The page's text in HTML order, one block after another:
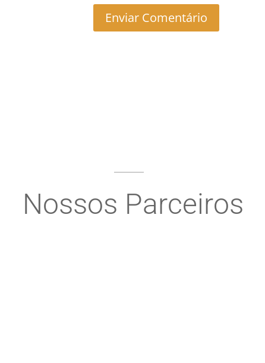
Nossos Parceiros